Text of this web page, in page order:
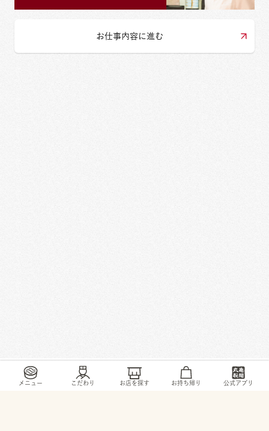
メニュー こだわり お店を探す お持ち帰り 公式アプリ
お仕事内容に進む
トップ / お店・ サービス / 昭島市 郷地町3-1-3